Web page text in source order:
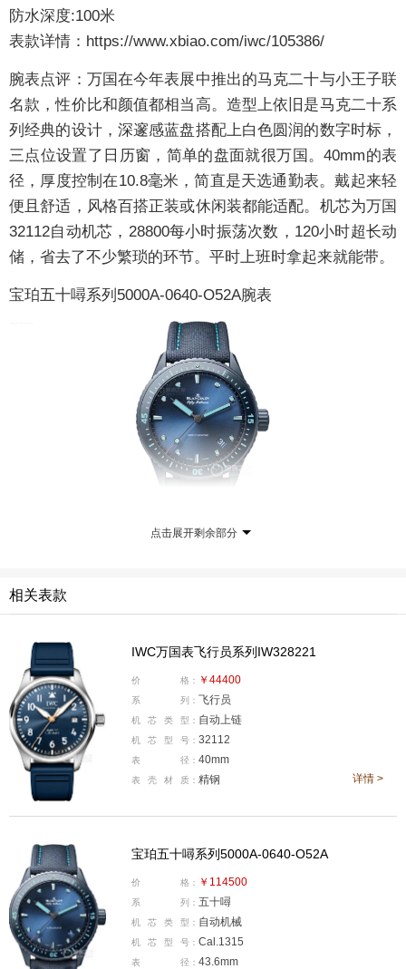
防水深度:100米
表款详情： https://www.xbiao.com/iwc/105386/
腕表点评： 万国在今年表展中推出的马克二十与小王子联
名款，性价比和颜值都相当高。造型上依旧是马克二十系
列经典的设计，深邃感蓝盘搭配上白色圆润的数字时标，
三点位设置了日历窗，简单的盘面就很万国。40mm的表
径，厚度控制在10.8毫米，简直是天选通勤表。戴起来轻
便且舒适，风格百搭正装或休闲装都能适配。机芯为万国
32112自动机芯，28800每小时振荡次数，120小时超长动
储，省去了不少繁琐的环节。平时上班时拿起来就能带。
宝珀五十噚系列5000A-0640-O52A腕表
国内公价:￥114500
腕表直径:43.6毫米
表壳厚度:13.8毫米
机芯类型:自动机械
机芯型号:Cal.1315
表壳材质:陶瓷
防水深度:300米
表款详情：
https://www.xbiao.com/blancpain/104620/
腕表点评：
壳耐磨抗刮，太阳纹蓝盘搭配液态金属潜水表圈，夜光刻
度辨识度拉满，300米专业防水兼顾日常佩戴与短途潜水
需求。腕表搭载宝珀自产1315自动机芯，硅游丝加持抗磁
性能出众，同样拥有120小时也就是五天长效动储。周末
摘表闲置，过完小长假再度佩戴依旧正常走时，不用反复
点击展开剩余部分
相关表款
IWC万国表飞行员系列IW328221
价 格： ￥44400
系 列： 飞行员
机 芯 类 型： 自动上链
机 芯 型 号： 32112
表 径： 40mm
表 壳 材 质： 精钢 详情 >
宝珀五十噚系列5000A-0640-O52A
价 格： ￥114500
系 列： 五十噚
机 芯 类 型： 自动机械
机 芯 型 号： Cal.1315
表 径： 43.6mm